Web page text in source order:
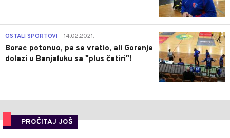
3
OSTALI SPORTOVI 14.02.2021.
Borac potonuo, pa se vratio, ali Gorenje
dolazi u Banjaluku sa "plus četiri"!
PROČITAJ JOŠ